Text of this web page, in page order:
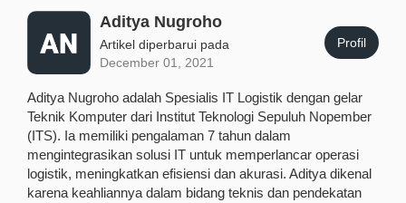
Aditya Nugroho
Artikel diperbarui pada
December 01, 2021
Profil
Aditya Nugroho adalah Spesialis IT Logistik dengan gelar
Teknik Komputer dari Institut Teknologi Sepuluh Nopember
(ITS). Ia memiliki pengalaman 7 tahun dalam
mengintegrasikan solusi IT untuk memperlancar operasi
logistik, meningkatkan efisiensi dan akurasi. Aditya dikenal
karena keahliannya dalam bidang teknis dan pendekatan